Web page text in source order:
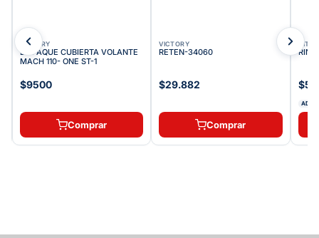
VICTORY
EMPAQUE CUBIERTA VOLANTE
MACH 110- ONE ST-1
$9500
Comprar
VICTORY
RETEN-34060
$29.882
Comprar
RIN
ADDI